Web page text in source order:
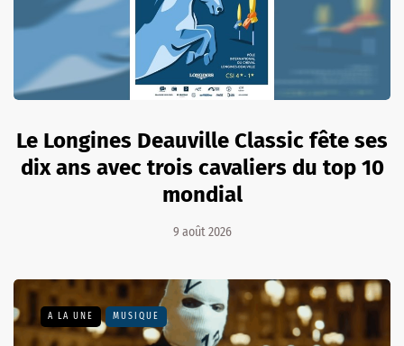
Le Longines Deauville Classic fête ses
dix ans avec trois cavaliers du top 10
mondial
9 août 2026
A LA UNE MUSIQUE